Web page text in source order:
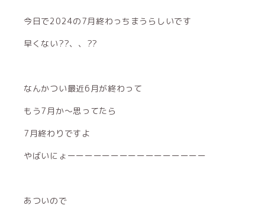
今日で2024の7月終わっちまうらしいです
早くない??、、??
なんかつい最近6月が終わって
もう7月か～思ってたら
7月終わりですよ
やばいにょーーーーーーーーーーーーーーーー
あついので